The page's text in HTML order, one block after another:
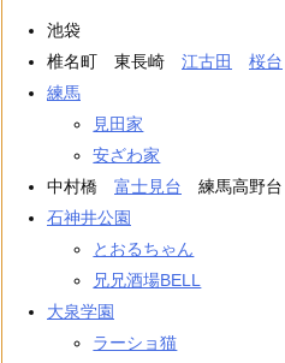
池袋
椎名町 東長崎 江古田
桜台
練馬
見田家
安ざわ家
中村橋 富士見台 練馬高野台
石神井公園
とおるちゃん
兄兄酒場BELL
大泉学園
ラーショ猫